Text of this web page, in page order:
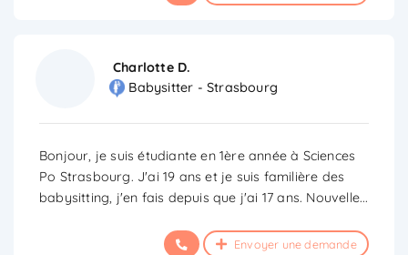
Charlotte D.
Babysitter - Strasbourg
Bonjour, je suis étudiante en 1ère année à Sciences
Po Strasbourg. J'ai 19 ans et je suis familière des
babysitting, j'en fais depuis que j'ai 17 ans. Nouvelle...
Envoyer une demande